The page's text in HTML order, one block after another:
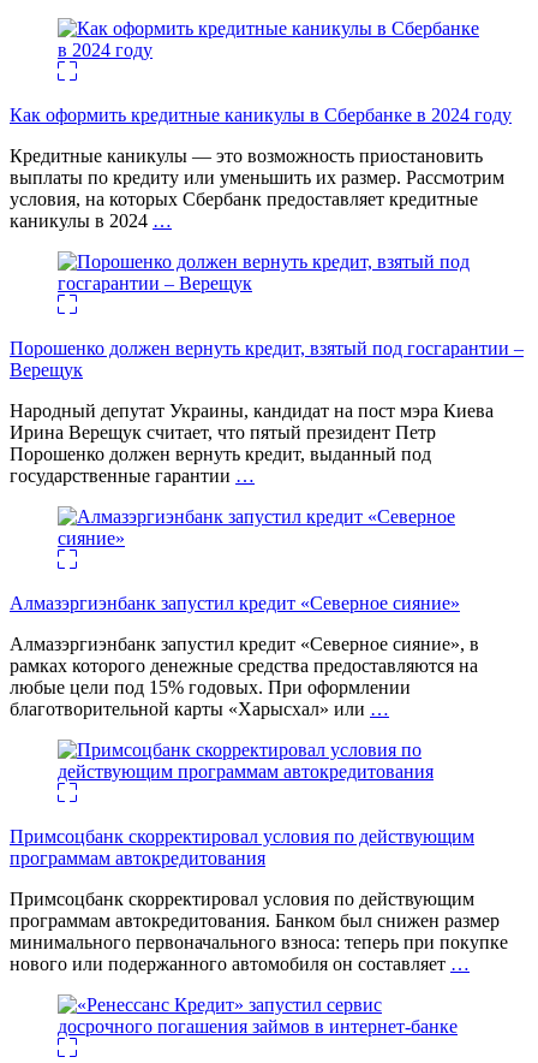
Как оформить кредитные каникулы в Сбербанке в 2024 году
Кредитные каникулы — это возможность приостановить
выплаты по кредиту или уменьшить их размер. Рассмотрим
условия, на которых Сбербанк предоставляет кредитные
каникулы в 2024 …
Порошенко должен вернуть кредит, взятый под госгарантии –
Верещук
Народный депутат Украины, кандидат на пост мэра Киева
Ирина Верещук считает, что пятый президент Петр
Порошенко должен вернуть кредит, выданный под
государственные гарантии …
Алмазэргиэнбанк запустил кредит «Северное сияние»
Алмазэргиэнбанк запустил кредит «Северное сияние», в
рамках которого денежные средства предоставляются на
любые цели под 15% годовых. При оформлении
благотворительной карты «Харысхал» или …
Примсоцбанк скорректировал условия по действующим
программам автокредитования
Примсоцбанк скорректировал условия по действующим
программам автокредитования. Банком был снижен размер
минимального первоначального взноса: теперь при покупке
нового или подержанного автомобиля он составляет …